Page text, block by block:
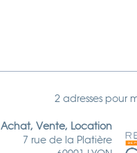
2 adresses pour
Achat, Vente, Location
7 rue de la Platière